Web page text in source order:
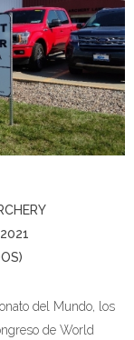
del Mundo, los
de World